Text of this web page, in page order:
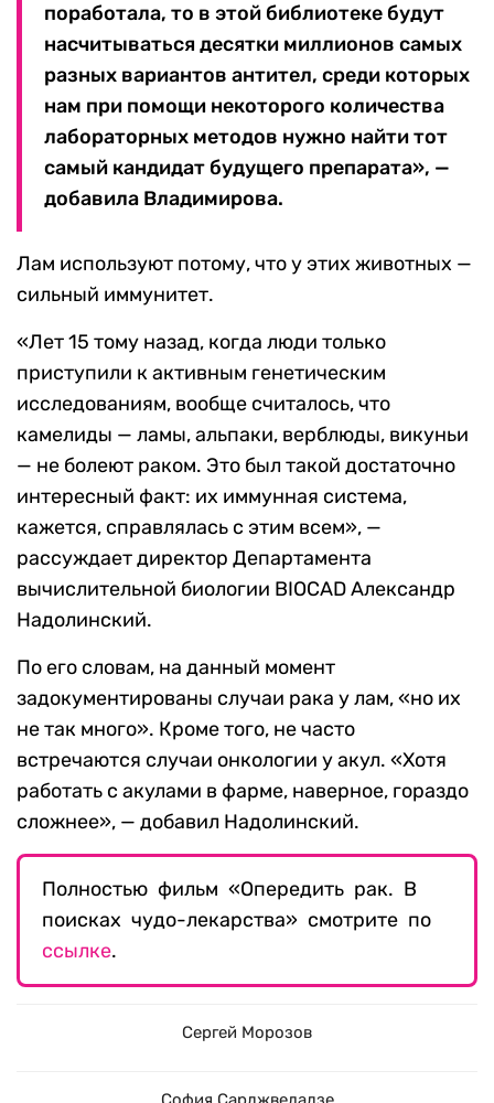
поработала, то в этой библиотеке будут
насчитываться десятки миллионов самых
разных вариантов антител, среди которых
нам при помощи некоторого количества
лабораторных методов нужно найти тот
самый кандидат будущего препарата», —
добавила Владимирова.
Лам используют потому, что у этих животных —
сильный иммунитет.
«Лет 15 тому назад, когда люди только
приступили к активным генетическим
исследованиям, вообще считалось, что
камелиды — ламы, альпаки, верблюды, викуньи
— не болеют раком. Это был такой достаточно
интересный факт: их иммунная система,
кажется, справлялась с этим всем», —
рассуждает директор Департамента
вычислительной биологии BIOCAD Александр
Надолинский.
По его словам, на данный момент
задокументированы случаи рака у лам, «но их
не так много». Кроме того, не часто
встречаются случаи онкологии у акул. «Хотя
работать с акулами в фарме, наверное, гораздо
сложнее», — добавил Надолинский.
Полностью фильм «Опередить рак. В
поисках чудо-лекарства» смотрите по
ссылке.
Сергей Морозов